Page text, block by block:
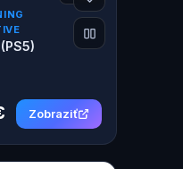
Zobraziť